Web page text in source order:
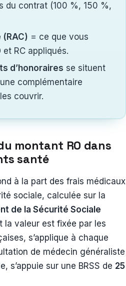
du contrat (100 %, 150 %,
= ce que vous
RC appliqués.
d’honoraires se situent
complémentaire
couvrir.
montant RO dans
santé
à la part des frais médicaux
sociale, calculée sur la
de la Sécurité Sociale
la valeur est fixée par les
s’applique à chaque
de médecin généraliste
s’appuie sur une BRSS de 25